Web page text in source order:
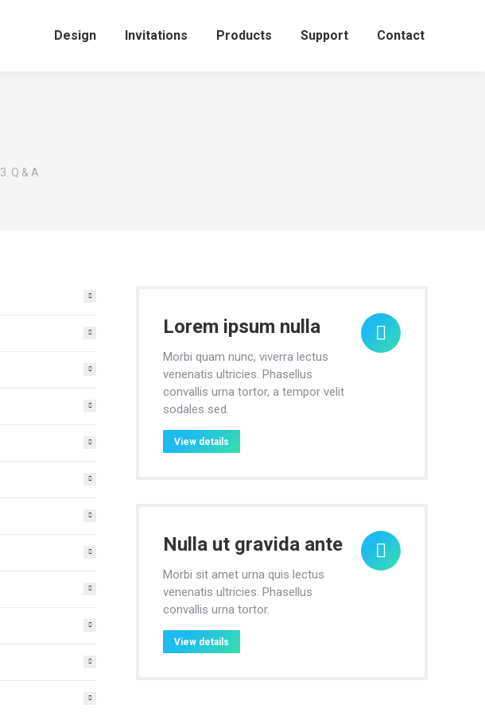
Design Invitations Products Support Contact
3. Q & A
Lorem ipsum nulla
Morbi quam nunc, viverra lectus
venenatis ultricies. Phasellus
convallis urna tortor, a tempor velit
sodales sed.
View details
Nulla ut gravida ante
Morbi sit amet urna quis lectus
venenatis ultricies. Phasellus
convallis urna tortor.
View details